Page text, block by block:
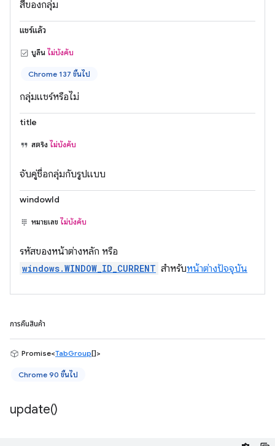
สีของกลุ่ม
แชร์แล้ว
บูลีน ไม่บังคับ
Chrome 137 ขึ้นไป
กลุ่มแชร์หรือไม่
title
สตริง ไม่บังคับ
จับคู่ชื่อกลุ่มกับรูปแบบ
windowId
หมายเลข ไม่บังคับ
รหัสของหน้าต่างหลัก หรือ
windows.WINDOW_ID_CURRENT สำหรับหน้าต่างปัจจุบัน
การคืนสินค้า
Promise<TabGroup[]>
Chrome 90 ขึ้นไป
update()